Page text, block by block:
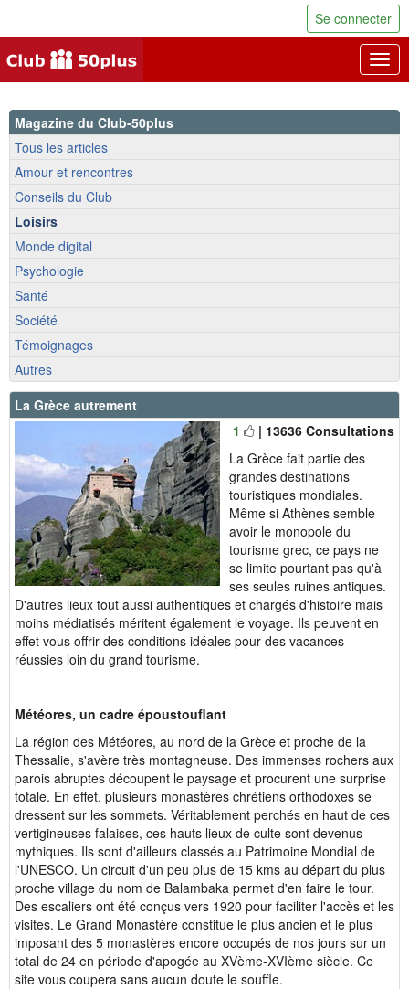
Se connecter
Magazine du Club-50plus
Tous les articles
Amour et rencontres
Conseils du Club
Loisirs
Monde digital
Psychologie
Santé
Société
Témoignages
Autres
La Grèce autrement
1
| 13636 Consultations
La Grèce fait partie des
grandes destinations
touristiques mondiales.
Même si Athènes semble
avoir le monopole du
tourisme grec, ce pays ne
se limite pourtant pas qu'à
ses seules ruines antiques.
D'autres lieux tout aussi authentiques et chargés d'histoire mais
moins médiatisés méritent également le voyage. Ils peuvent en
effet vous offrir des conditions idéales pour des vacances
réussies loin du grand tourisme.
Météores, un cadre époustouflant
La région des Météores, au nord de la Grèce et proche de la
Thessalie, s'avère très montagneuse. Des immenses rochers aux
parois abruptes découpent le paysage et procurent une surprise
totale. En effet, plusieurs monastères chrétiens orthodoxes se
dressent sur les sommets. Véritablement perchés en haut de ces
vertigineuses falaises, ces hauts lieux de culte sont devenus
mythiques. Ils sont d'ailleurs classés au Patrimoine Mondial de
l'UNESCO. Un circuit d'un peu plus de 15 kms au départ du plus
proche village du nom de Balambaka permet d'en faire le tour.
Des escaliers ont été conçus vers 1920 pour faciliter l'accès et les
visites. Le Grand Monastère constitue le plus ancien et le plus
imposant des 5 monastères encore occupés de nos jours sur un
total de 24 en période d'apogée au XVème-XVIème siècle. Ce
site vous coupera sans aucun doute le souffle.